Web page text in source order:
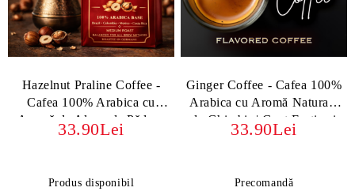
Hazelnut Praline Coffee -
Cafea 100% Arabica cu
Aromă de Alune de Pădure
33.90Lei
Produs disponibil
Ginger Coffee - Cafea 100%
Arabica cu Aromă Naturală
de Ghimbir | Gust Festiv și
Răsfăț - boabe sau macinata
33.90Lei
Precomandă